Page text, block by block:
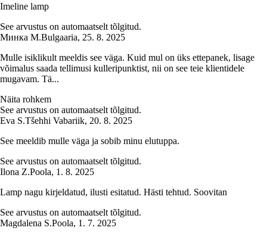
Imeline lamp
See arvustus on automaatselt tõlgitud.
Минка М.Bulgaaria, 25. 8. 2025
Mulle isiklikult meeldis see väga. Kuid mul on üks ettepanek, lisage
võimalus saada tellimusi kulleripunktist, nii on see teie klientidele
mugavam. Tä...
Näita rohkem
See arvustus on automaatselt tõlgitud.
Eva S.Tšehhi Vabariik, 20. 8. 2025
See meeldib mulle väga ja sobib minu elutuppa.
See arvustus on automaatselt tõlgitud.
Ilona Z.Poola, 1. 8. 2025
Lamp nagu kirjeldatud, ilusti esitatud. Hästi tehtud. Soovitan
See arvustus on automaatselt tõlgitud.
Magdalena S.Poola, 1. 7. 2025